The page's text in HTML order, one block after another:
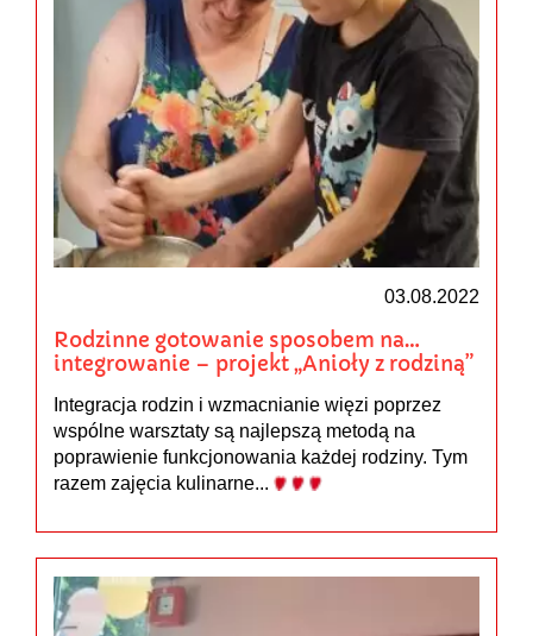
03.08.2022
Rodzinne gotowanie sposobem na…
integrowanie – projekt „Anioły z rodziną”
Integracja rodzin i wzmacnianie więzi poprzez
wspólne warsztaty są najlepszą metodą na
poprawienie funkcjonowania każdej rodziny. Tym
razem zajęcia kulinarne...